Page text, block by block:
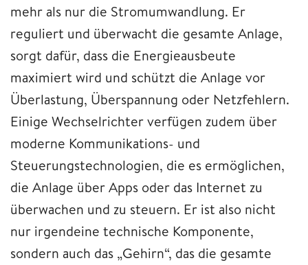
mehr als nur die Stromumwandlung. Er
reguliert und überwacht die gesamte Anlage,
sorgt dafür, dass die Energieausbeute
maximiert wird und schützt die Anlage vor
Überlastung, Überspannung oder Netzfehlern.
Einige Wechselrichter verfügen zudem über
moderne Kommunikations- und
Steuerungstechnologien, die es ermöglichen,
die Anlage über Apps oder das Internet zu
überwachen und zu steuern. Er ist also nicht
nur irgendeine technische Komponente,
sondern auch das „Gehirn“, das die gesamte